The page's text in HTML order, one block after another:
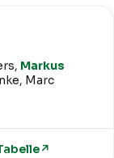
Markus
Marc
↗